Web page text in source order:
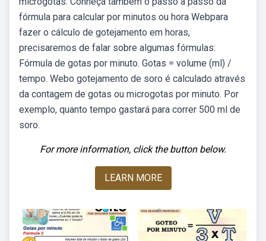
fórmula para calcular por minutos ou hora Webpara
fazer o cálculo de gotejamento em horas,
precisaremos de falar sobre algumas fórmulas:
Fórmula de gotas por minuto. Gotas = volume (ml) /
tempo. Webo gotejamento de soro é calculado através
da contagem de gotas ou microgotas por minuto. Por
exemplo, quanto tempo gastará para correr 500 ml de
soro.
For more information, click the button below.
LEARN MORE